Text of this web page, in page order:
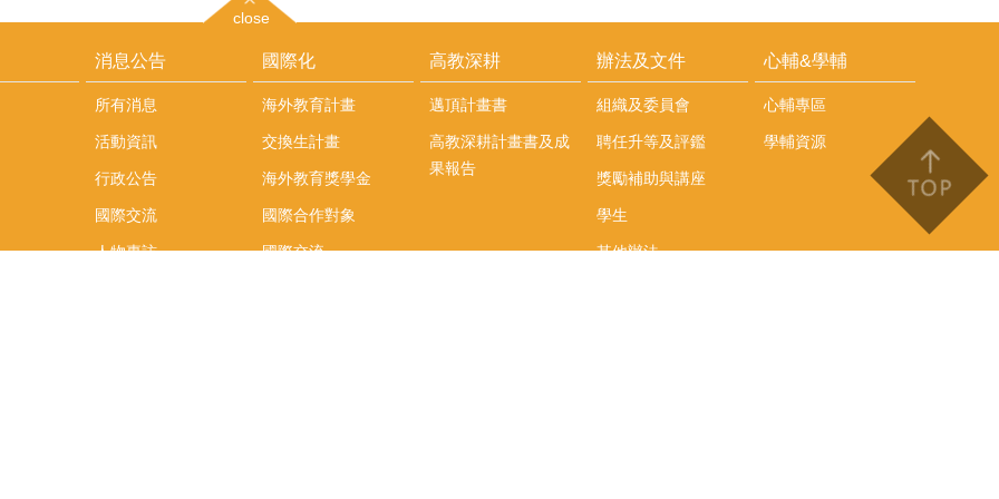
close
消息公告
所有消息
活動資訊
行政公告
國際交流
人物專訪
國際化
海外教育計畫
交換生計畫
海外教育獎學金
國際合作對象
國際交流
高教深耕
邁頂計畫書
高教深耕計畫書及成
果報告
辦法及文件
組織及委員會
聘任升等及評鑑
獎勵補助與講座
學生
其他辦法
心輔&學輔
心輔專區
學輔資源